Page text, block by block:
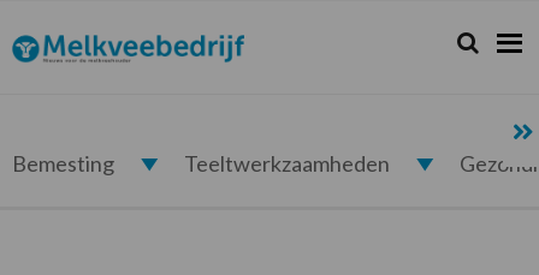
de
hoofdnavigatie
de
hoofd
de
eerste
de
voettekst
Melkveebedrijf.nl Zoeken...
Zoek
Bemesting Teeltwerkzaamheden